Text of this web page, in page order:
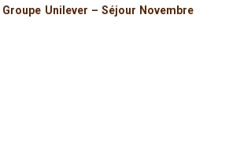
Groupe Unilever – Séjour Novembre